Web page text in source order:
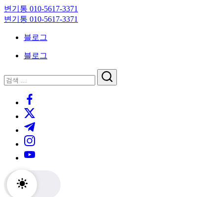
Skip
to
content
변기통 010-5617-3371
변
대
기
변기통 010-5617-3371
크
대
기
블로그
블로그
닫
기
검
검
https://www.facebook.com/
https://twitter.com/
https://t.me/
https://www.instagram.com/
https://youtube.com/